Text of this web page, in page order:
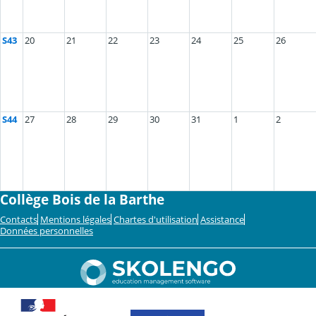
S43 20 21 22 23 24 25 26
S44 27 28 29 30 31 1 2
Collège Bois de la Barthe
Contacts Mentions légales Chartes d'utilisation Assistance
Données personnelles